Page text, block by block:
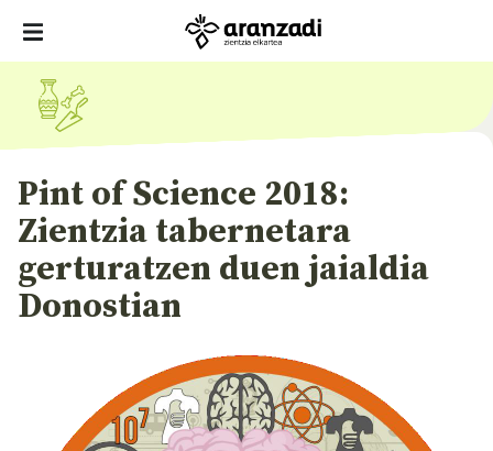
Pint of Science 2018:
Zientzia tabernetara
gerturatzen duen jaialdia
Donostian